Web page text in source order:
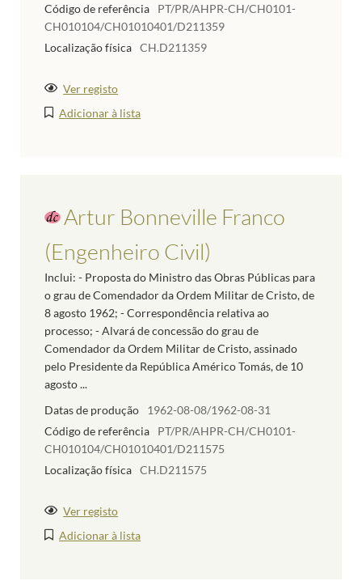
Código de referência
PT/PR/AHPR-CH/CH0101-
CH010104/CH01010401/D211359
Localização física CH.D211359
Ver registo
Adicionar à lista
Artur Bonneville Franco
(Engenheiro Civil)
Inclui: - Proposta do Ministro das Obras Públicas para
o grau de Comendador da Ordem Militar de Cristo, de
8 agosto 1962; - Correspondência relativa ao
processo; - Alvará de concessão do grau de
Comendador da Ordem Militar de Cristo, assinado
pelo Presidente da República Américo Tomás, de 10
agosto ...
Datas de produção
1962-08-08/1962-08-31
Código de referência
PT/PR/AHPR-CH/CH0101-
CH010104/CH01010401/D211575
Localização física CH.D211575
Ver registo
Adicionar à lista